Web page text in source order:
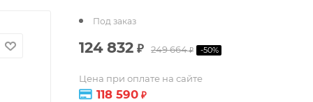
Под заказ
124 832 ₽ 249 664₽ -50%
Цена при оплате на сайте
118 590 ₽